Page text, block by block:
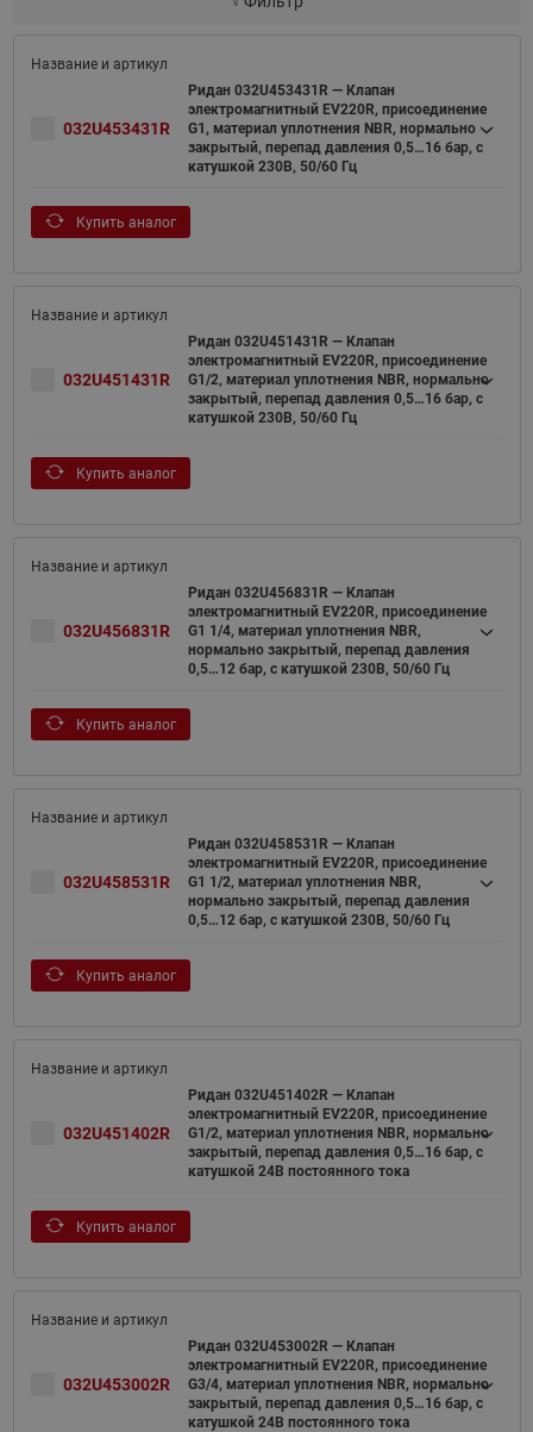
032U453431R
Ридан 032U453431R — Клапан
электромагнитный EV220R, присоединение
G1, материал уплотнения NBR, нормально
закрытый, перепад давления 0,5…16 бар, с
катушкой 230В, 50/60 Гц
Купить аналог
032U451431R
Ридан 032U451431R — Клапан
электромагнитный EV220R, присоединение
G1/2, материал уплотнения NBR, нормально
закрытый, перепад давления 0,5…16 бар, с
катушкой 230В, 50/60 Гц
Купить аналог
032U456831R
Ридан 032U456831R — Клапан
электромагнитный EV220R, присоединение
G1 1/4, материал уплотнения NBR,
нормально закрытый, перепад давления
0,5…12 бар, с катушкой 230В, 50/60 Гц
Купить аналог
032U458531R
Ридан 032U458531R — Клапан
электромагнитный EV220R, присоединение
G1 1/2, материал уплотнения NBR,
нормально закрытый, перепад давления
0,5…12 бар, с катушкой 230В, 50/60 Гц
Купить аналог
032U451402R
Ридан 032U451402R — Клапан
электромагнитный EV220R, присоединение
G1/2, материал уплотнения NBR, нормально
закрытый, перепад давления 0,5…16 бар, с
катушкой 24В постоянного тока
Купить аналог
032U453002R
Ридан 032U453002R — Клапан
электромагнитный EV220R, присоединение
G3/4, материал уплотнения NBR, нормально
закрытый, перепад давления 0,5…16 бар, с
катушкой 24В постоянного тока